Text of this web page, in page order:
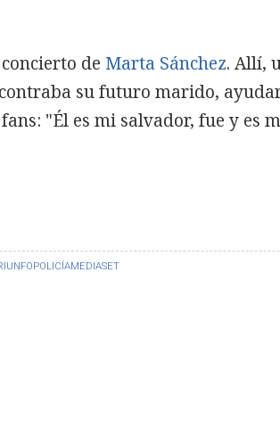
POLICÍAMEDIASET
de Marta Sánchez. Allí,
su futuro marido,
"Él es mi salvador, fue y es